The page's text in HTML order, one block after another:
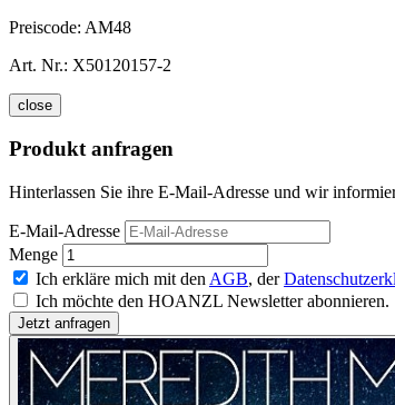
Preiscode: AM48
Art. Nr.: X50120157-2
close
Produkt anfragen
Hinterlassen Sie ihre E-Mail-Adresse und wir
E-Mail-Adresse
Menge
Ich erkläre mich mit den AGB, der
Ich möchte den HOANZL Newsletter abonnieren.